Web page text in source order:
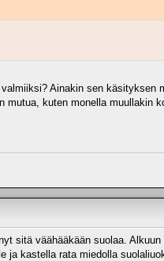
Ainakin sen käsityksen
kuten monella muullakin
sitä väähääkään suolaa.
kastella rata miedolla